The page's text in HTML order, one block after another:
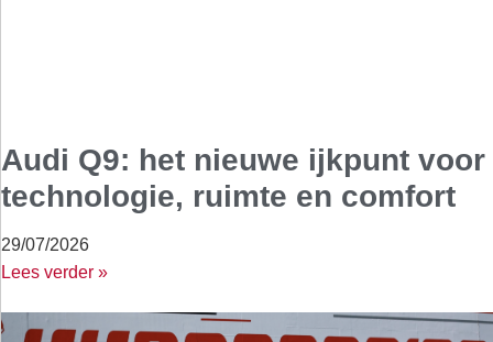
Audi Q9: het nieuwe ijkpunt voor
technologie, ruimte en comfort
29/07/2026
Lees verder »